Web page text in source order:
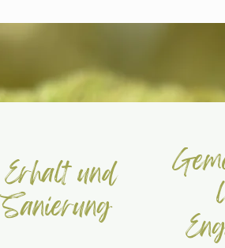
Erhalt und
Sanierung